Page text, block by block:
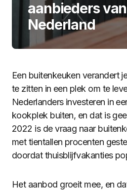
aanbieders van
Nederland
Een buitenkeuken verandert
te zitten in een plek om te
Nederlanders investeren in
kookplek buiten, en dat is
2022 is de vraag naar
met tientallen procenten
doordat thuisblijfvakanties
Het aanbod groeit mee, en